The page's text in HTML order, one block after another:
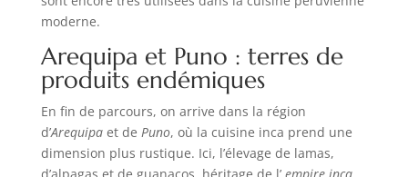
moderne.
Arequipa et Puno : terres de
produits endémiques
En fin de parcours, on arrive dans la région
d’Arequipaet de Puno, où la cuisine inca prend une
dimension plus rustique. Ici, l’élevage de lamas,